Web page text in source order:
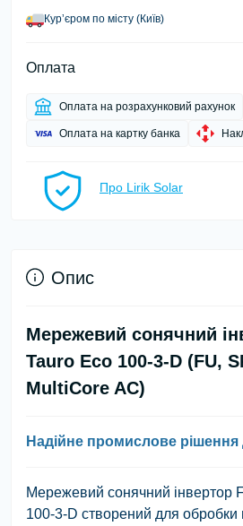
Курʼєром по місту (Київ)
Оплата
Оплата на розрахунковий рахунок
Оплата на картку банка
Про Lirik Solar
Опис
Мережевий сонячний
Tauro Eco 100-3-D (FU,
MultiCore AC)
Надійне промислове
Мережевий сонячний інвертор
100-3-D створений для обробки